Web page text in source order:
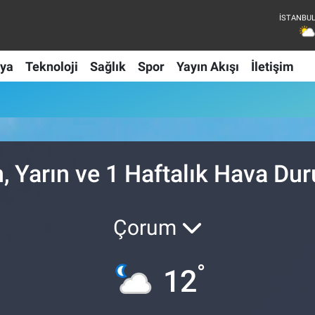
Teknoloji Sağlık Spor Yayın Akışı İletişim
Yarın ve 1 Haftalık Hava
Çorum
12°